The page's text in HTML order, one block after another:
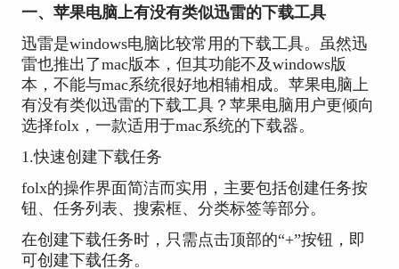
一、苹果电脑上有没有类似迅雷的下载工具
迅雷是windows电脑比较常用的下载工具。虽然迅
雷也推出了mac版本，但其功能不及windows版
本，不能与mac系统很好地相辅相成。苹果电脑上
有没有类似迅雷的下载工具？苹果电脑用户更倾向
选择folx，一款适用于mac系统的下载器。
1.快速创建下载任务
folx的操作界面简洁而实用，主要包括创建任务按
钮、任务列表、搜索框、分类标签等部分。
在创建下载任务时，只需点击顶部的“+”按钮，即
可创建下载任务。